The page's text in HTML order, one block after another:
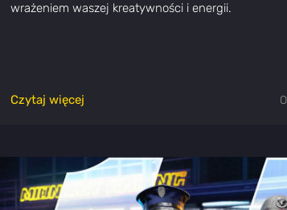
wrażeniem waszej kreatywności i energii.
Czytaj więcej